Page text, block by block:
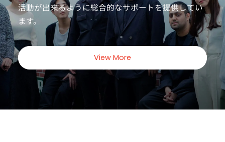
活動が出来るように総合的なサポートを提供してい
ます。
View More